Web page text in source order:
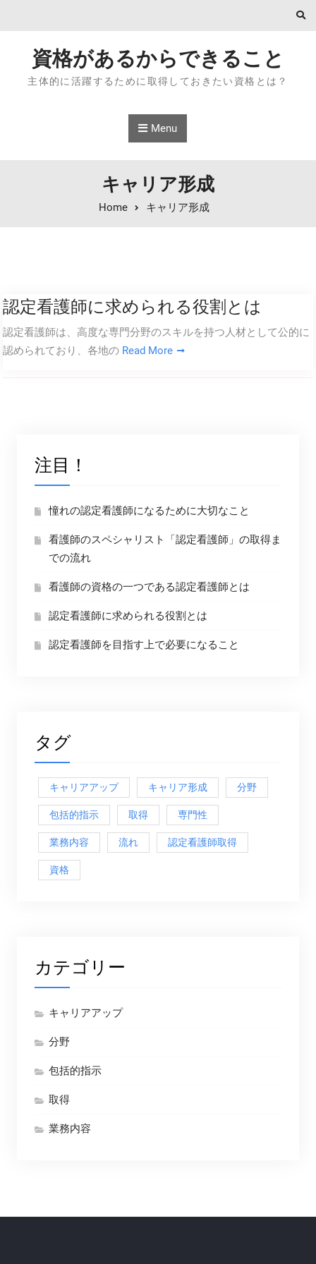
資格があるからできること
主体的に活躍するために取得しておきたい資格とは？
Menu
キャリア形成
Home キャリア形成
認定看護師に求められる役割とは
認定看護師は、高度な専門分野のスキルを持つ人材として公的に
認められており、各地の Read More
注目！
憧れの認定看護師になるために大切なこと
看護師のスペシャリスト「認定看護師」の取得ま
での流れ
看護師の資格の一つである認定看護師とは
認定看護師に求められる役割とは
認定看護師を目指す上で必要になること
タグ
キャリアアップ キャリア形成 分野
包括的指示 取得 専門性
業務内容 流れ 認定看護師取得
資格
カテゴリー
キャリアアップ
分野
包括的指示
取得
業務内容